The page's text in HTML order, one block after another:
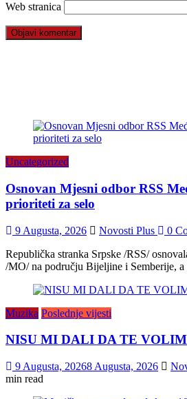
Web stranica
Uncategorized
Osnovan Mjesni odbor RSS
prioriteti za selo
9 Augusta, 2026 Novosti Plus 0
Republička stranka Srpske /RSS/
/MO/ na području Bijeljine i Semberije, a
Muzika Poslednje vijesti
NISU MI DALI DA TE
9 Augusta, 20268 Augusta, 2026
min read